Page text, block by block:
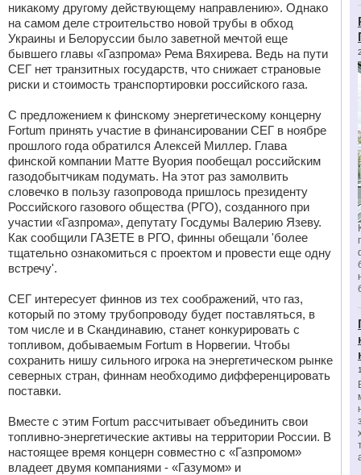
никакому другому действующему направлению». Однако
на самом деле строительство новой трубы в обход
Украины и Белоруссии было заветной мечтой еще
бывшего главы «Газпрома» Рема Вяхирева. Ведь на пути
СЕГ нет транзитных государств, что снижает страновые
риски и стоимость транспортировки российского газа.
С предложением к финскому энергетическому концерну
Fortum принять участие в финансировании СЕГ в ноябре
прошлого года обратился Алексей Миллер. Глава
финской компании Матте Вуория пообещал российским
газодобытчикам подумать. На этот раз замолвить
словечко в пользу газопровода пришлось президенту
Российского газового общества (РГО), созданного при
участии «Газпрома», депутату Госдумы Валерию Язеву.
Как сообщили ГАЗЕТЕ в РГО, финны обещали 'более
тщательно ознакомиться с проектом и провести еще одну
встречу'.
СЕГ интересует финнов из тех соображений, что газ,
который по этому трубопроводу будет поставляться, в
том числе и в Скандинавию, станет конкурировать с
топливом, добываемым Fortum в Норвегии. Чтобы
сохранить нишу сильного игрока на энергетическом рынке
северных стран, финнам необходимо дифференцировать
поставки.
Вместе с этим Fortum рассчитывает объединить свои
топливно-энергетические активы на территории России. В
настоящее время концерн совместно с «Газпромом»
владеет двумя компаниями - «Газумом» и